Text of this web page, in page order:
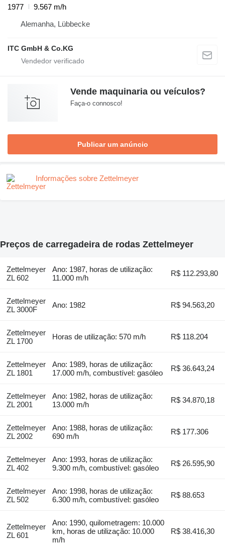
1977
9.567 m/h
Alemanha, Lübbecke
ITC GmbH & Co.KG
Vende maquinaria ou veículos?
Faça-o connosco!
Publicar um anúncio
Informações sobre Zettelmeyer
Preços de carregadeira de rodas Zettelmeyer
Zettelmeyer
ZL 602
Ano: 1987, horas de utilização:
11.000 m/h
R$ 112.293,80
Zettelmeyer
ZL 3000F
Ano: 1982 R$ 94.563,20
Zettelmeyer
ZL 1700
Horas de utilização: 570 m/h R$ 118.204
Zettelmeyer
ZL 1801
Ano: 1989, horas de utilização:
17.000 m/h, combustível: gasóleo
R$ 36.643,24
Zettelmeyer
ZL 2001
Ano: 1982, horas de utilização:
13.000 m/h
R$ 34.870,18
Zettelmeyer
ZL 2002
Ano: 1988, horas de utilização:
690 m/h
R$ 177.306
Zettelmeyer
ZL 402
Ano: 1993, horas de utilização:
9.300 m/h, combustível: gasóleo
R$ 26.595,90
Zettelmeyer
ZL 502
Ano: 1998, horas de utilização:
6.300 m/h, combustível: gasóleo
R$ 88.653
Zettelmeyer
ZL 601
Ano: 1990, quilometragem: 10.000
km, horas de utilização: 10.000
m/h
R$ 38.416,30